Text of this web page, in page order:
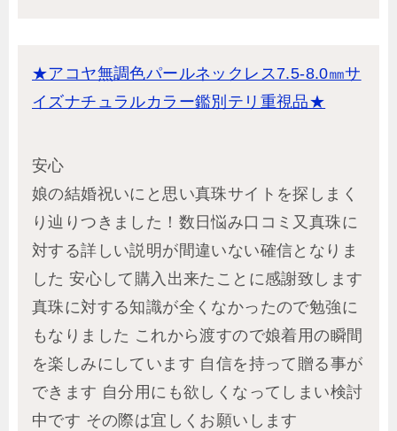
★アコヤ無調色パールネックレス7.5-8.0㎜サ
イズナチュラルカラー鑑別テリ重視品★
安心
娘の結婚祝いにと思い真珠サイトを探しまく
り辿りつきました！数日悩み口コミ又真珠に
対する詳しい説明が間違いない確信となりま
した 安心して購入出来たことに感謝致します
真珠に対する知識が全くなかったので勉強に
もなりました これから渡すので娘着用の瞬間
を楽しみにしています 自信を持って贈る事が
できます 自分用にも欲しくなってしまい検討
中です その際は宜しくお願いします